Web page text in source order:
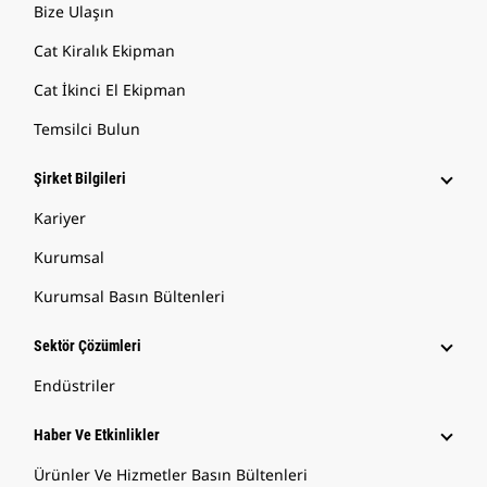
Bize Ulaşın
Cat Kiralık Ekipman
Cat İkinci El Ekipman
Temsilci Bulun
Şirket Bilgileri
Kariyer
Kurumsal
Kurumsal Basın Bültenleri
Sektör Çözümleri
Endüstriler
Haber Ve Etkinlikler
Ürünler Ve Hizmetler Basın Bültenleri